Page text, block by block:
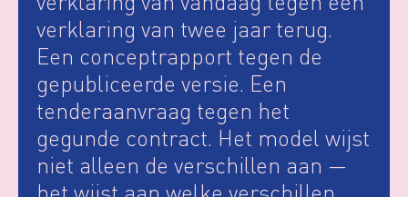
verklaring van twee jaar terug.
Een conceptrapport tegen de
gepubliceerde versie. Een
tenderaanvraag tegen het
gegunde contract. Het model wijst
niet alleen de verschillen aan —